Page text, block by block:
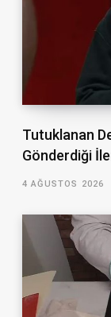
Tutuklanan
Gönderdiği
4 AĞUSTOS 2026